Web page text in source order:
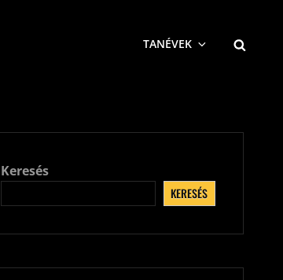
TANÉVEK
Keresés
KERESÉS